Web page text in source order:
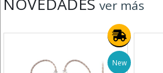
ver más
New